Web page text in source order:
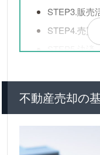
STEP3.販売
STEP4.売買
STEP5.決済
不動産売却
不動産売却
【参考】
不動産売却の